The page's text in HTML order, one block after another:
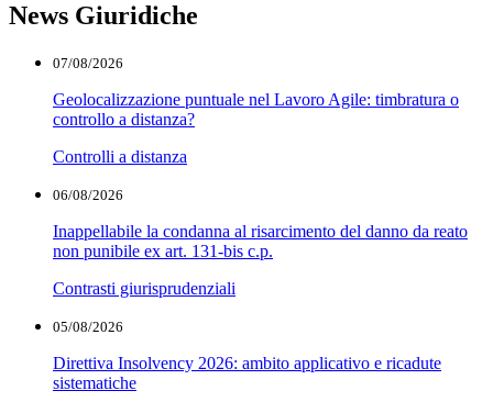
News Giuridiche
07/08/2026
Geolocalizzazione puntuale nel Lavoro Agile: timbratura o
controllo a distanza?
Controlli a distanza
06/08/2026
Inappellabile la condanna al risarcimento del danno da reato
non punibile ex art. 131-bis c.p.
Contrasti giurisprudenziali
05/08/2026
Direttiva Insolvency 2026: ambito applicativo e ricadute
sistematiche